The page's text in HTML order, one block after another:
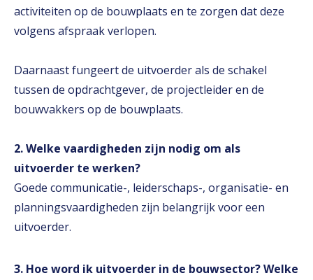
activiteiten op de bouwplaats en te zorgen dat deze
volgens afspraak verlopen.
Daarnaast fungeert de uitvoerder als de schakel
tussen de opdrachtgever, de projectleider en de
bouwvakkers op de bouwplaats.
2. Welke vaardigheden zijn nodig om als
uitvoerder te werken?
Goede communicatie-, leiderschaps-, organisatie- en
planningsvaardigheden zijn belangrijk voor een
uitvoerder.
3. Hoe word ik uitvoerder in de bouwsector? Welke